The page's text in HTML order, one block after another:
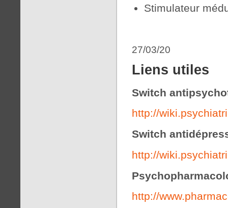
Stimulateur
27/03/20
Liens utiles
Switch
http://
Switch
http://
http://